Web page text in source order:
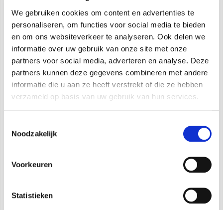
We gebruiken cookies om content en advertenties te
personaliseren, om functies voor social media te bieden
en om ons websiteverkeer te analyseren. Ook delen we
informatie over uw gebruik van onze site met onze
partners voor social media, adverteren en analyse. Deze
partners kunnen deze gegevens combineren met andere
informatie die u aan ze heeft verstrekt of die ze hebben
verzameld op basis van uw gebruik van hun services.
Noodzakelijk
Voorkeuren
Statistieken
Specificaties
Energie-efficiëntieklasse tijdens afkoeling:A++
Energie-efficiëntieklasse tijdens verwarming -
gemiddelde ruimte: A+
Energie-efficiëntieklasse tijdens verwarming -
warme ruimte:A+++
Beschikbare maten:
12/12 Compact/18 Compact
3,55/3,55/5,27 kW